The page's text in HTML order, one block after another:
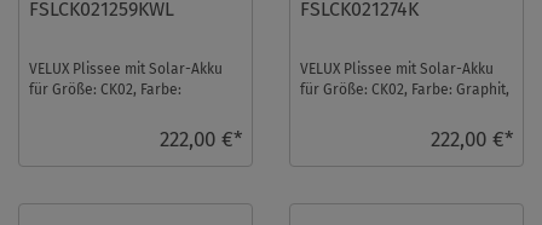
FSLCK021259KWL
VELUX Plissee mit Solar-Akku
für Größe: CK02, Farbe:
222,00 €*
FSLCK021274K
VELUX Plissee mit Solar-Akku
für Größe: CK02, Farbe: Graphit,
222,00 €*